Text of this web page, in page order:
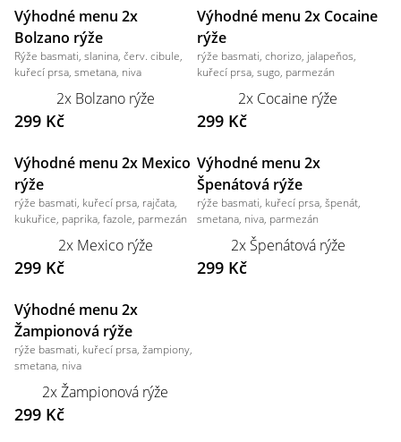
Výhodné menu 2x
Bolzano rýže
Rýže basmati, slanina, červ. cibule,
kuřecí prsa, smetana, niva
2x Bolzano rýže
299 Kč
Výhodné menu 2x Cocaine
rýže
rýže basmati, chorizo, jalapeňos,
kuřecí prsa, sugo, parmezán
2x Cocaine rýže
299 Kč
Výhodné menu 2x Mexico
rýže
rýže basmati, kuřecí prsa, rajčata,
kukuřice, paprika, fazole, parmezán
2x Mexico rýže
299 Kč
Výhodné menu 2x
Špenátová rýže
rýže basmati, kuřecí prsa, špenát,
smetana, niva, parmezán
2x Špenátová rýže
299 Kč
Výhodné menu 2x
Žampionová rýže
rýže basmati, kuřecí prsa, žampiony,
smetana, niva
2x Žampionová rýže
299 Kč